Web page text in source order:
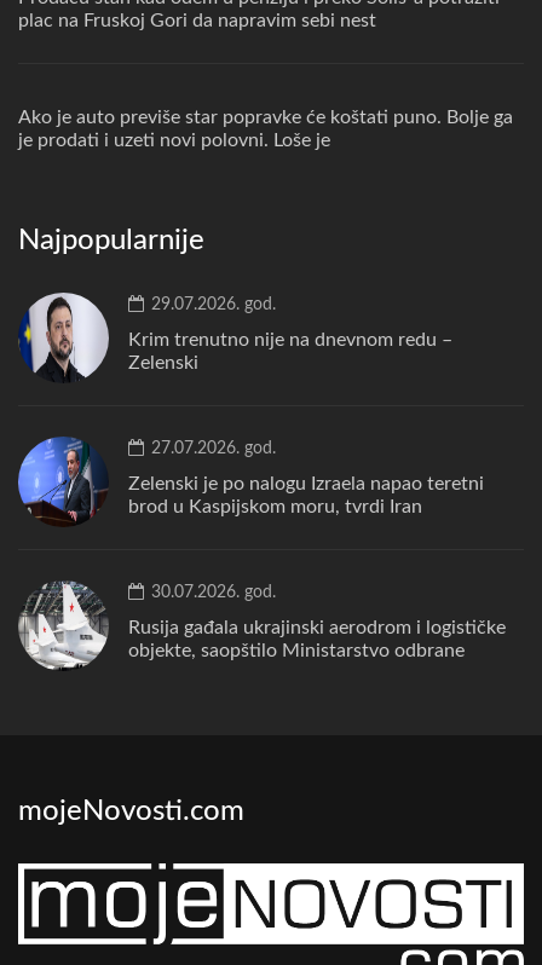
plac na Fruskoj Gori da napravim sebi nest
Ako je auto previše star popravke će koštati puno. Bolje ga
je prodati i uzeti novi polovni. Loše je
Najpopularnije
29.07.2026. god.
Krim trenutno nije na dnevnom redu –
Zelenski
27.07.2026. god.
Zelenski je po nalogu Izraela napao teretni
brod u Kaspijskom moru, tvrdi Iran
30.07.2026. god.
Rusija gađala ukrajinski aerodrom i logističke
objekte, saopštilo Ministarstvo odbrane
mojeNovosti.com